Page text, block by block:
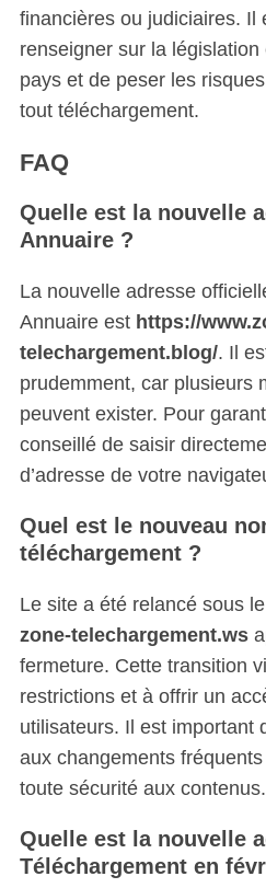
financières ou judiciaires. Il
renseigner sur la
pays et de peser les
tout téléchargement.
FAQ
Quelle est la nouvelle
Annuaire ?
La nouvelle adresse
Annuaire est https://
telechargement.blog/. Il
prudemment, car plusieurs
peuvent exister. Pour
conseillé de saisir
d’adresse de votre
Quel est le nouveau
téléchargement ?
Le site a été relancé sous
zone-telechargement.ws
fermeture. Cette transition
restrictions et à offrir un
utilisateurs. Il est important
aux changements
toute sécurité aux contenus.
Quelle est la nouvelle
Téléchargement en